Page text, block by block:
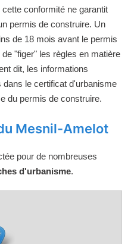
conformité ne garantit
permis de construire. Un
de 18 mois avant le permis
"figer" les règles en matière
dit, les informations
le certificat d'urbanisme
du permis de construire.
Mesnil-Amelot
pour de nombreuses
d'urbanisme.